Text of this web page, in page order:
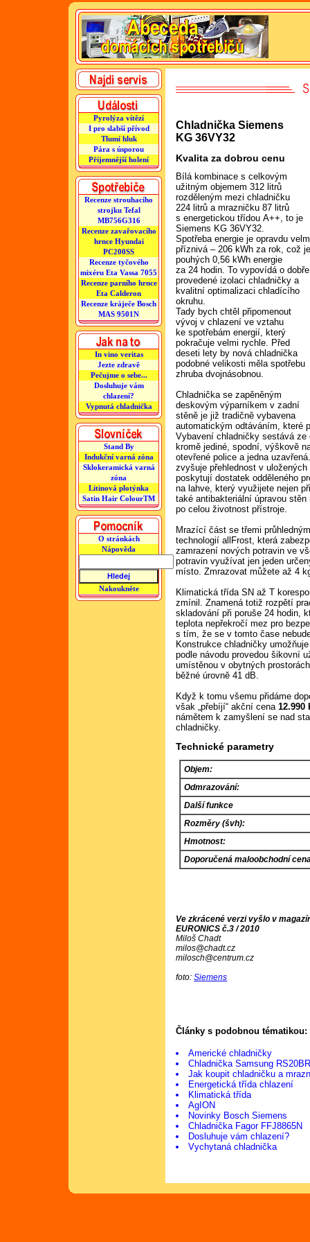
Pyrolýza vítězí
I pro slabší přívod
Tlumí hluk
Pára s úsporou
Příjemnější holení
Recenze strouhacího
strojku Tefal
MB756G316
Recenze zavařovacího
hrnce Hyundai
PC200SS
Recenze tyčového
mixéru Eta Vassa 7055
Recenze parního hrnce
Eta Calderon
Recenze kráječe Bosch
MAS 9501N
In vino veritas
Jezte zdravě
Pečujme o sebe...
Dosluhuje vám
chlazení?
Vypnutá chladnička
Stand By
Indukční varná zóna
Sklokeramická varná
zóna
Litinová plotýnka
Satin Hair ColourTM
O stránkách
Nápověda
Nakoukněte
Chladnička Siemens
KG 36VY32
Kvalita za dobrou cenu
Bílá kombinace s celkovým
užitným objemem 312 litrů
rozděleným mezi chladničku
224 litrů a mrazničku 87 litrů
s energetickou třídou A++, to je
Siemens KG 36VY32.
Spotřeba energie je opravdu
příznivá – 206 kWh za rok, což
pouhých 0,56 kWh energie
za 24 hodin. To vypovídá o dobře
provedené izolaci chladničky a
kvalitní optimalizaci chladícího
okruhu.
Tady bych chtěl připomenout
vývoj v chlazení ve vztahu
ke spotřebám energií, který
pokračuje velmi rychle. Před
deseti lety by nová chladnička
podobné velikosti měla spotřebu
zhruba dvojnásobnou.
Chladnička se zapěněným
deskovým výparníkem v zadní
stěně je již tradičně vybavena
automatickým odtáváním, které
Vybavení chladničky sestává
kromě jediné, spodní, výškově
otevřené police a jedna
zvyšuje přehlednost v
poskytují dostatek odděleného
na lahve, který využijete nejen
také antibakteriální úpravou
po celou životnost přístroje.
Mrazící část se třemi
technologií allFrost, která
zamrazení nových potravin ve
potravin využívat jen jeden
místo. Zmrazovat můžete až 4
Klimatická třída SN až T
zmínil. Znamená totiž rozpětí
skladování při poruše 24 hodin,
teplota nepřekročí mez pro
s tím, že se v tomto čase
Konstrukce chladničky
podle návodu provedou šikovní
umístěnou v obytných
běžné úrovně 41 dB.
Když k tomu všemu přidáme
však „přebíjí“ akční cena12.990
námětem k zamyšlení se nad
chladničky.
Technické parametry
Objem:
Odmrazování:
Další funkce
Rozměry (švh):
Hmotnost:
Doporučená maloobchodní
Ve zkrácené verzi vyšlo v
EURONICS č.3 / 2010
Miloš Chadt
milos@chadt.cz
milosch@centrum.cz
foto:Siemens
Články s podobnou tématikou:
Americké chladničky
Chladnička Samsung
Jak koupit chladničku a
Energetická třída chlazení
Klimatická třída
AgION
Novinky Bosch Siemens
Chladnička Fagor FFJ8865N
Dosluhuje vám chlazení?
Vychytaná chladnička